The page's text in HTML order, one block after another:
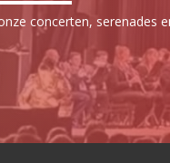
concerten, serenades